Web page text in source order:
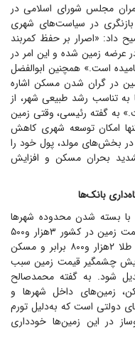
مجلس شورای اسلامی در
بازنگری در سیاست‌های شهری
داد: «اصرار بر حفظ کمربند
زمین شده و این امر در
است.» همچنین ابوالفضل
در گران شدن مسکن اشاره
تناسب رشد طبیعی شهر، از
به گفته رئیسی، وقتی زمین
امکان توسعه شهری کاهش
در بخش‌های مولد، پول خود را
بحران مسکن و افزایش
بانک‌ها
با بسته شدن محدوده شهر‌ها
باعث شده است به استناد منان رئیسی، قیمت زمین در کشور ۳هزار و۵۰۰
برابر شود، درحالی‌که قیمت دلار ۳۶۶ برابر، طلا ۲هزار و۸۰۰ برابر و مسکن
افزایش چشمگیر قیمت زمین سبب
شود. به گفته محمدصالح
زمین‌های داخل شهر‌ها و
دولتی است که به‌دلیل تورم
در این زمین‌ها خودداری